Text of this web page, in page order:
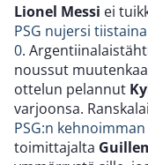
Lionel Messi ei
PSG nujersi
0.
noussut
ottelun pelannut
varjoonsa.
PSG:n
toimittajalta